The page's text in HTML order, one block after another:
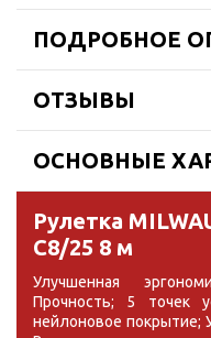
ПОДРОБНОЕ
ОТЗЫВЫ
ОСНОВНЫЕ
Рулетка
C8/25 8 м
Улучшенная
Прочность; 5 точек
нейлоновое покрытие;